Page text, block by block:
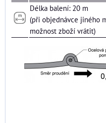
Délka balení: 20 m
(při objednávce jiného
možnost zboží vrátit)